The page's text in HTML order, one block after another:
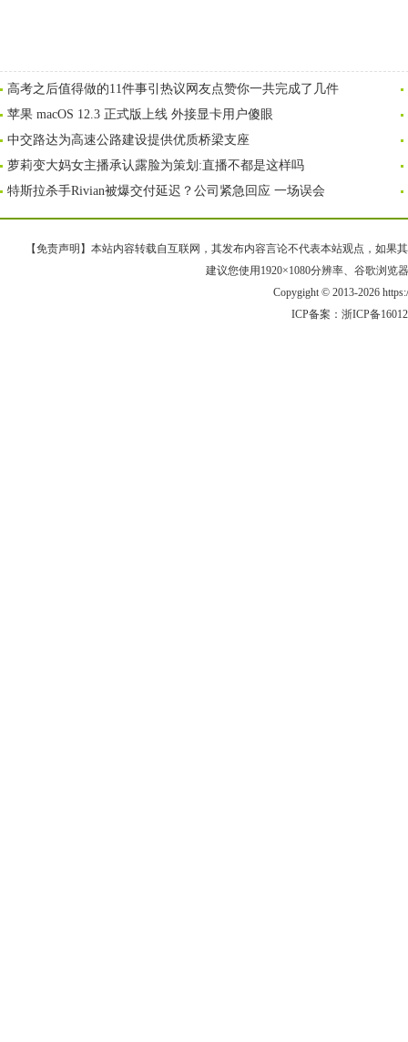
高考之后值得做的11件事引热议网友点赞你一共完成了几件
苹果 macOS 12.3 正式版上线 外接显卡用户傻眼
中交路达为高速公路建设提供优质桥梁支座
萝莉变大妈女主播承认露脸为策划:直播不都是这样吗
特斯拉杀手Rivian被爆交付延迟？公司紧急回应 一场误会
【免责声明】本站内容转载自互联网，其发布内容言论不代表本站观点，如果
建议您使用1920×1080分辨率、谷歌浏览
Copygight © 2013-2026
ICP备案： 浙ICP备